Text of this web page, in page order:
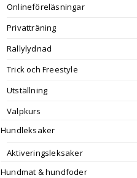
Onlineföreläsningar
Privatträning
Rallylydnad
Trick och Freestyle
Utställning
Valpkurs
Hundleksaker
Aktiveringsleksaker
Hundmat & hundfoder